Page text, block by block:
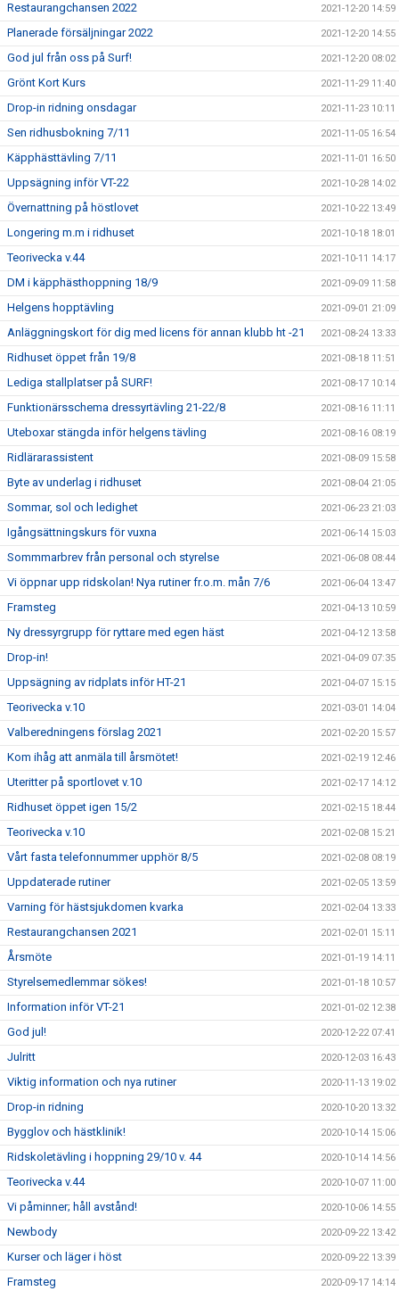
Restaurangchansen 2022 2021-12-20 14:59
Planerade försäljningar 2022 2021-12-20 14:55
God jul från oss på Surf! 2021-12-20 08:02
Grönt Kort Kurs 2021-11-29 11:40
Drop-in ridning onsdagar 2021-11-23 10:11
Sen ridhusbokning 7/11 2021-11-05 16:54
Käpphästtävling 7/11 2021-11-01 16:50
Uppsägning inför VT-22 2021-10-28 14:02
Övernattning på höstlovet 2021-10-22 13:49
Longering m.m i ridhuset 2021-10-18 18:01
Teorivecka v.44 2021-10-11 14:17
DM i käpphästhoppning 18/9 2021-09-09 11:58
Helgens hopptävling 2021-09-01 21:09
Anläggningskort för dig med licens för annan klubb ht -21 2021-08-24 13:33
Ridhuset öppet från 19/8 2021-08-18 11:51
Lediga stallplatser på SURF! 2021-08-17 10:14
Funktionärsschema dressyrtävling 21-22/8 2021-08-16 11:11
Uteboxar stängda inför helgens tävling 2021-08-16 08:19
Ridlärarassistent 2021-08-09 15:58
Byte av underlag i ridhuset 2021-08-04 21:05
Sommar, sol och ledighet 2021-06-23 21:03
Igångsättningskurs för vuxna 2021-06-14 15:03
Sommmarbrev från personal och styrelse 2021-06-08 08:44
Vi öppnar upp ridskolan! Nya rutiner fr.o.m. mån 7/6 2021-06-04 13:47
Framsteg 2021-04-13 10:59
Ny dressyrgrupp för ryttare med egen häst 2021-04-12 13:58
Drop-in! 2021-04-09 07:35
Uppsägning av ridplats inför HT-21 2021-04-07 15:15
Teorivecka v.10 2021-03-01 14:04
Valberedningens förslag 2021 2021-02-20 15:57
Kom ihåg att anmäla till årsmötet! 2021-02-19 12:46
Uteritter på sportlovet v.10 2021-02-17 14:12
Ridhuset öppet igen 15/2 2021-02-15 18:44
Teorivecka v.10 2021-02-08 15:21
Vårt fasta telefonnummer upphör 8/5 2021-02-08 08:19
Uppdaterade rutiner 2021-02-05 13:59
Varning för hästsjukdomen kvarka 2021-02-04 13:33
Restaurangchansen 2021 2021-02-01 15:11
Årsmöte 2021-01-19 14:11
Styrelsemedlemmar sökes! 2021-01-18 10:57
Information inför VT-21 2021-01-02 12:38
God jul! 2020-12-22 07:41
Julritt 2020-12-03 16:43
Viktig information och nya rutiner 2020-11-13 19:02
Drop-in ridning 2020-10-20 13:32
Bygglov och hästklinik! 2020-10-14 15:06
Ridskoletävling i hoppning 29/10 v. 44 2020-10-14 14:56
Teorivecka v.44 2020-10-07 11:00
Vi påminner; håll avstånd! 2020-10-06 14:55
Newbody 2020-09-22 13:42
Kurser och läger i höst 2020-09-22 13:39
Framsteg 2020-09-17 14:14